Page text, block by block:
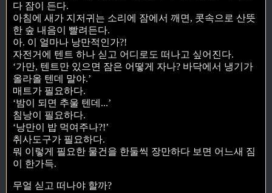
다 잠이 든다.
아침에 새가 지저귀는 소리에 잠에서 깨면, 콧속으로 산뜻
한 숲 내음이 빨려든다.
아. 이 얼마나 낭만적인가?!
자전거에 텐트 하나 싣고 어디로도 떠나고 싶어진다.
‘가만, 텐트만 있으면 잠은 어떻게 자나? 바닥에서 냉기가
올라올 텐데 말야.’
매트가 필요하다.
‘밤이 되면 추울 텐데...’
침낭이 필요하다.
‘낭만이 밥 먹여주나?!’
취사도구가 필요하다.
뭐 이렇게 필요한 물건을 한둘씩 장만하다 보면 어느새 짐
이 한가득.
무얼 싣고 떠나야 할까?